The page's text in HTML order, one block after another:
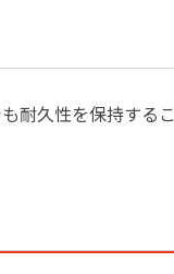
耐久性を保持する